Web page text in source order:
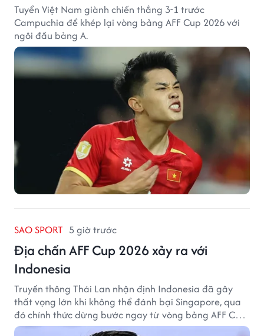
Tuyển Việt Nam giành chiến thắng 3-1 trước
Campuchia để khép lại vòng bảng AFF Cup 2026 với
ngôi đầu bảng A.
SAO SPORT 5 giờ trước
Địa chấn AFF Cup 2026 xảy ra với
Indonesia
Truyền thông Thái Lan nhận định Indonesia đã gây
thất vọng lớn khi không thể đánh bại Singapore, qua
đó chính thức dừng bước ngay từ vòng bảng AFF Cup
2026.